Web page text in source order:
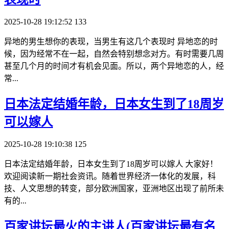
2025-10-28 19:12:52 133
异地的男生想你的表现，当男生有这几个表现时 异地恋的时
候，因为经常不在一起，自然会特别想念对方。有时需要几周
甚至几个月的时间才有机会见面。所以，两个异地恋的人，经
常...
​日本法定结婚年龄，日本女生到了18周岁
可以嫁人
2025-10-28 19:10:38 125
日本法定结婚年龄，日本女生到了18周岁可以嫁人 大家好！
欢迎阅读新一期社会资讯。随着世界经济一体化的发展，科
技、人文思想的转变，部分欧洲国家，亚洲地区出现了前所未
有的...